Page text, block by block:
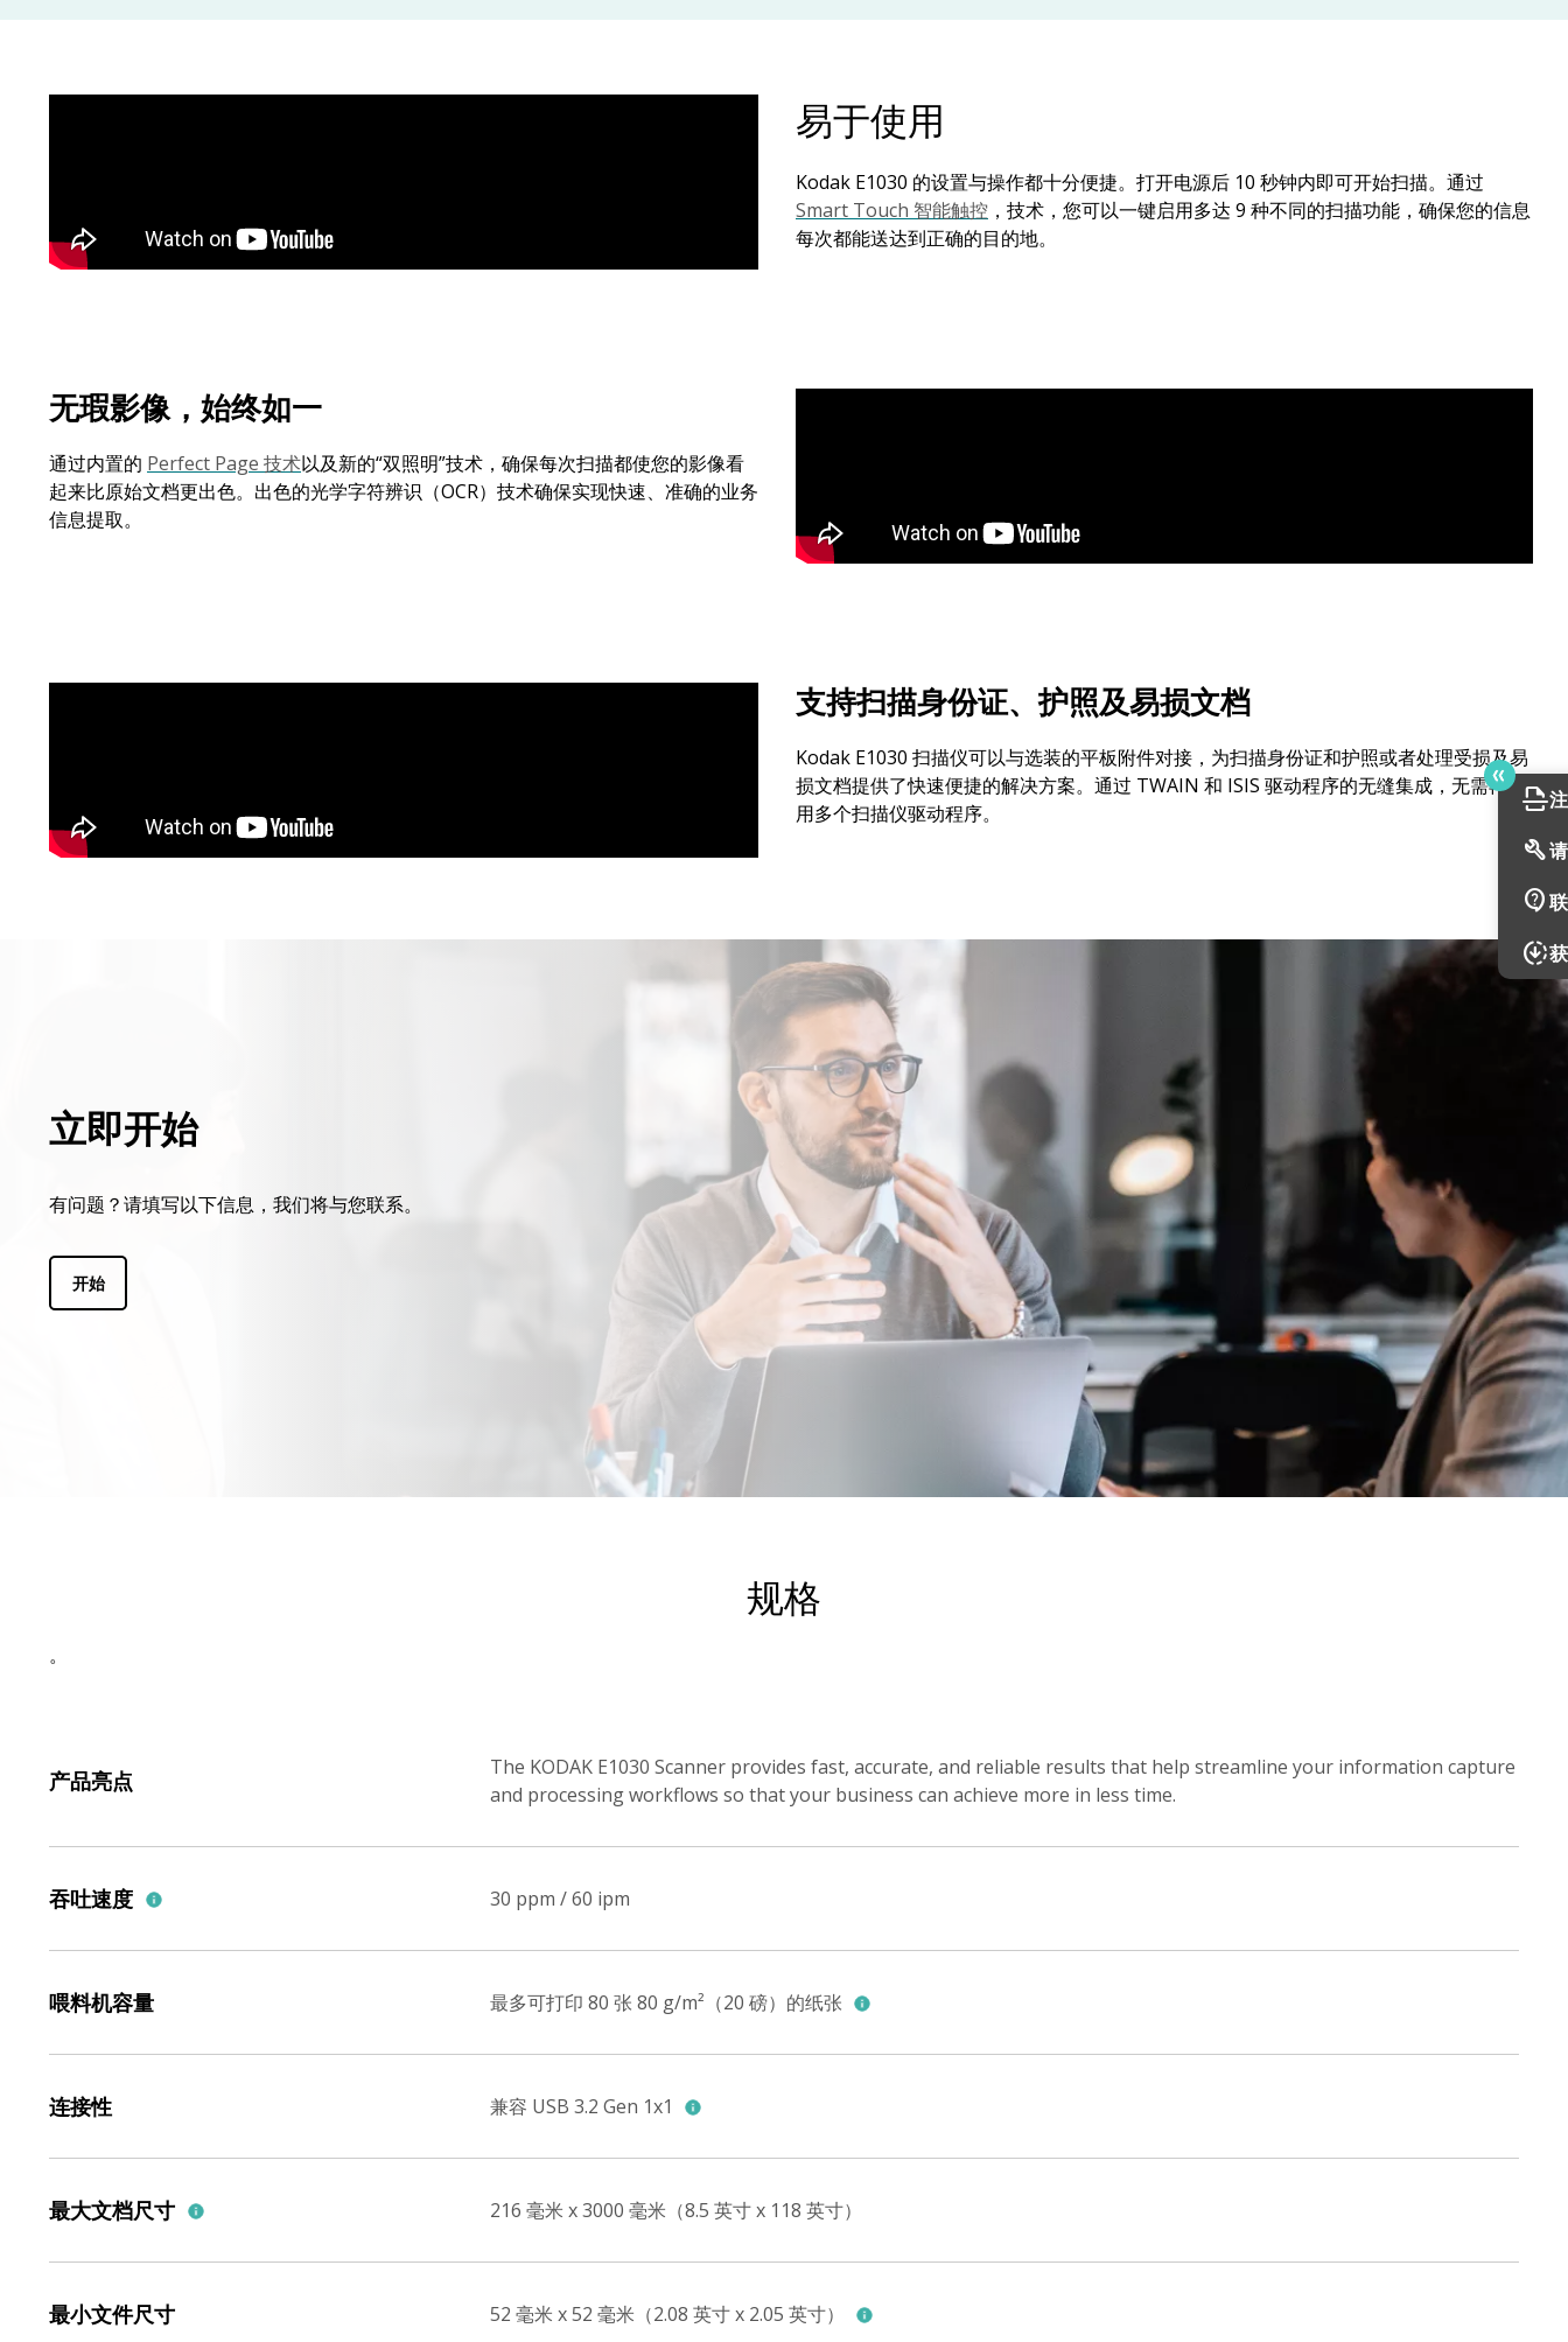
易于使用
Kodak E1030 的设置与操作都十分便捷。打开电源后 10 秒钟内即可开始扫描。通过
Smart Touch 智能触控 ，技术，您可以一键启用多达 9 种不同的扫描功能，确保您的信息
每次都能送达到正确的目的地。
无瑕影像，始终如一
通过内置的 Perfect Page 技术以及新的“双照明”技术，确保每次扫描都使您的影像看
起来比原始文档更出色。出色的光学字符辨识（OCR）技术确保实现快速、准确的业务
信息提取。
支持扫描身份证、护照及易损文档
Kodak E1030 扫描仪可以与选装的平板附件对接，为扫描身份证和护照或者处理受损及易
损文档提供了快速便捷的解决方案。通过 TWAIN 和 ISIS 驱动程序的无缝集成，无需再使
用多个扫描仪驱动程序。
立即开始
有问题？请填写以下信息，我们将与您联系。
开始
规格
。
产品亮点
The KODAK E1030 Scanner provides fast, accurate, and reliable results that help streamline your information capture
and processing workflows so that your business can achieve more in less time.
吞吐速度 30 ppm / 60 ipm
喂料机容量 最多可打印 80 张 80 g/m²（20 磅）的纸张
连接性 兼容 USB 3.2 Gen 1x1
最大文档尺寸 216 毫米 x 3000 毫米（8.5 英寸 x 118 英寸）
最小文件尺寸 52 毫米 x 52 毫米（2.08 英寸 x 2.05 英寸）
scan
build
contact_support
downloading